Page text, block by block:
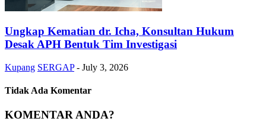
Ungkap Kematian dr. Icha, Konsultan Hukum
Desak APH Bentuk Tim Investigasi
Kupang SERGAP - July 3, 2026
Tidak Ada Komentar
KOMENTAR ANDA?